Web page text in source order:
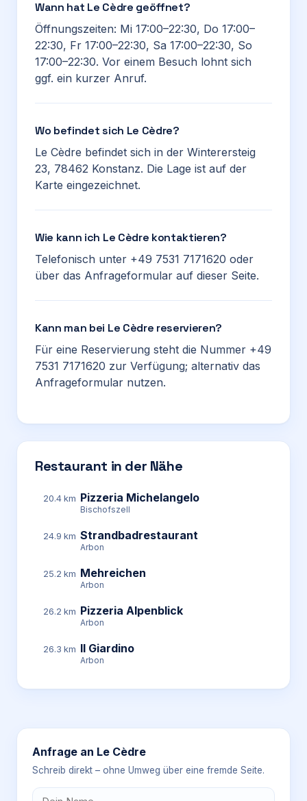
Wann hat Le Cèdre geöffnet?
Öffnungszeiten: Mi 17:00–22:30, Do 17:00–
22:30, Fr 17:00–22:30, Sa 17:00–22:30, So
17:00–22:30. Vor einem Besuch lohnt sich
ggf. ein kurzer Anruf.
Wo befindet sich Le Cèdre?
Le Cèdre befindet sich in der Winterersteig
23, 78462 Konstanz. Die Lage ist auf der
Karte eingezeichnet.
Wie kann ich Le Cèdre kontaktieren?
Telefonisch unter +49 7531 7171620 oder
über das Anfrageformular auf dieser Seite.
Kann man bei Le Cèdre reservieren?
Für eine Reservierung steht die Nummer +49
7531 7171620 zur Verfügung; alternativ das
Anfrageformular nutzen.
Restaurant in der Nähe
20.4 km Pizzeria Michelangelo
Bischofszell
24.9 km Strandbadrestaurant
Arbon
25.2 km Mehreichen
Arbon
26.2 km Pizzeria Alpenblick
Arbon
26.3 km Il Giardino
Arbon
Anfrage an Le Cèdre
Schreib direkt – ohne Umweg über eine fremde Seite.